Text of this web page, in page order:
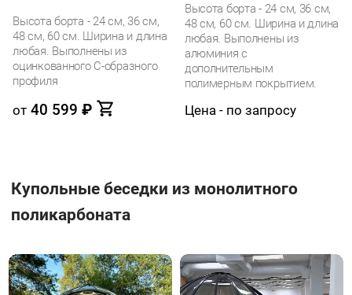
Высота борта - 24 см, 36 см,
48 см, 60 см. Ширина и длина
любая. Выполнены из
оцинкованного С-образного
профиля
от 40 599 ₽
Высота борта - 24 см, 36 см,
48 см, 60 см. Ширина и длина
любая. Выполнены из
алюминия с
дополнительным
полимерным покрытием.
Цена - по запросу
Купольные беседки из монолитного
поликарбоната